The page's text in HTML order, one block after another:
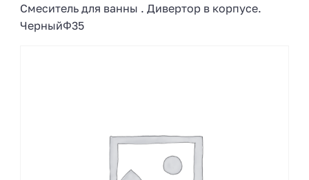
Смеситель для ванны . Дивертор в корпусе.
ЧерныйΦ35